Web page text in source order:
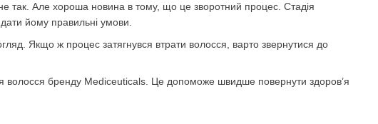
так. Але хороша новина в тому, що це зворотний процес. Стадія
йому правильні умови.
Якщо ж процес затягнувся втрати волосся, варто звернутися до
волосся бренду Mediceuticals. Це допоможе швидше повернути здоров’я